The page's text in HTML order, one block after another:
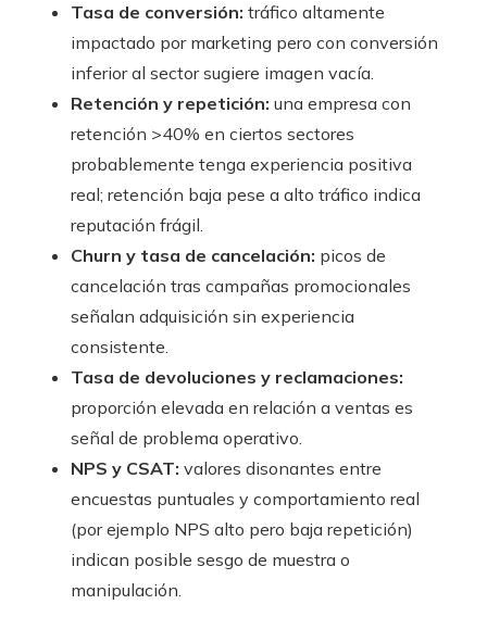
Tasa de conversión: tráfico altamente
impactado por marketing pero con conversión
inferior al sector sugiere imagen vacía.
Retención y repetición: una empresa con
retención >40% en ciertos sectores
probablemente tenga experiencia positiva
real; retención baja pese a alto tráfico indica
reputación frágil.
Churn y tasa de cancelación: picos de
cancelación tras campañas promocionales
señalan adquisición sin experiencia
consistente.
Tasa de devoluciones y reclamaciones:
proporción elevada en relación a ventas es
señal de problema operativo.
NPS y CSAT: valores disonantes entre
encuestas puntuales y comportamiento real
(por ejemplo NPS alto pero baja repetición)
indican posible sesgo de muestra o
manipulación.